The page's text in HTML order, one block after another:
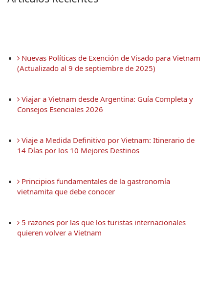
Nuevas Políticas de Exención de Visado para Vietnam
(Actualizado al 9 de septiembre de 2025)
Viajar a Vietnam desde Argentina: Guía Completa y
Consejos Esenciales 2026
Viaje a Medida Definitivo por Vietnam: Itinerario de
14 Días por los 10 Mejores Destinos
Principios fundamentales de la gastronomía
vietnamita que debe conocer
5 razones por las que los turistas internacionales
quieren volver a Vietnam